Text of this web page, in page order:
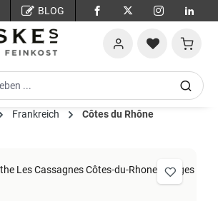
BLOG
Frankreich Côtes du Rhône